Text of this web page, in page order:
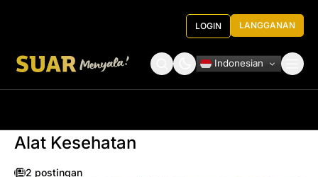
LOGIN LANGGANAN
Indonesian
Alat Kesehatan
2 postingan